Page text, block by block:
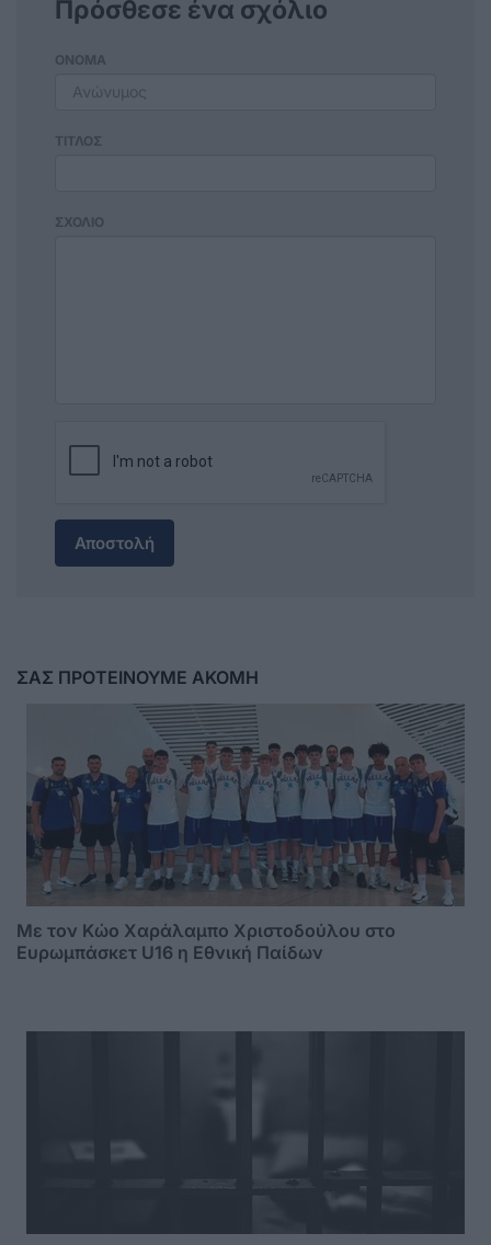
Πρόσθεσε ένα σχόλιο
ΟΝΟΜΑ
ΤΙΤΛΟΣ
ΣΧΟΛΙΟ
Αποστολή
ΣΑΣ ΠΡΟΤΕΙΝΟΥΜΕ ΑΚΟΜΗ
Με τον Κώο Χαράλαμπο Χριστοδούλου στο
Ευρωμπάσκετ U16 η Εθνική Παίδων